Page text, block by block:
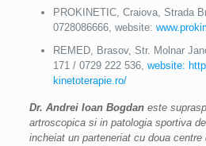
PROKINETIC, Craiova, Strada
0728086666, website:
REMED, Brasov, Str. Molnar
171 / 0729 222 536, website:
kinetoterapie.ro/
Dr. Andrei Ioan Bogdaneste
artroscopica si in patologia sportiva
incheiat un parteneriat cu doua